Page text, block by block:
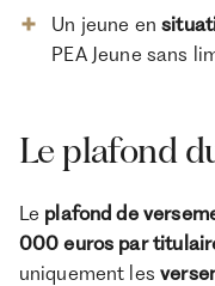
Un jeune en
PEA Jeune sans
Le plafond
Le plafond de
000 euros par
uniquement les